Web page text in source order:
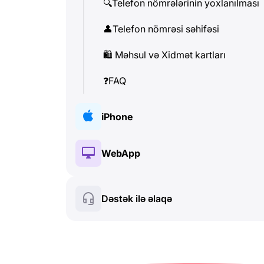
🔍Telefon nömrələrinin yoxlanılması
👤Telefon nömrəsi səhifəsi
🛍 ️ Məhsul və Xidmət kartları
❓FAQ
iPhone
🔑 Quraşdırma və Avtorizasiya
🍀Pulsuz funksiyalar
WebApp
Dəstək ilə əlaqə